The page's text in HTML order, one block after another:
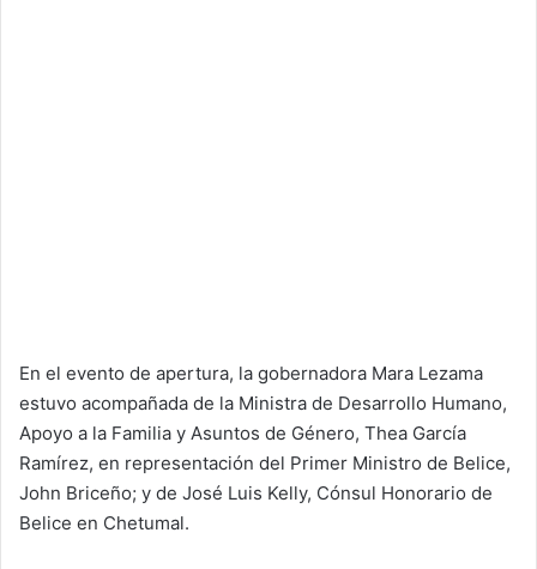
En el evento de apertura, la gobernadora Mara Lezama
estuvo acompañada de la Ministra de Desarrollo Humano,
Apoyo a la Familia y Asuntos de Género, Thea García
Ramírez, en representación del Primer Ministro de Belice,
John Briceño; y de José Luis Kelly, Cónsul Honorario de
Belice en Chetumal.